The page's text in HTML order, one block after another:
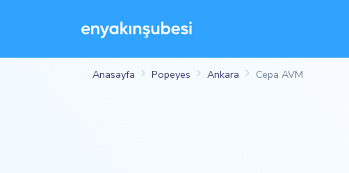
Anasayfa Popeyes Ankara Cepa AVM